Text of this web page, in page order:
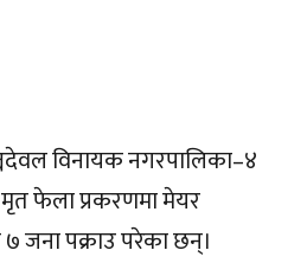
विनायक नगरपालिका–४
मृत फेला प्रकरणमा मेयर
जना पक्राउ परेका छन्।